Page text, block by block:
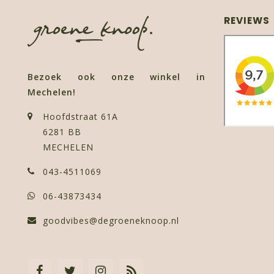
Bezoek ook onze winkel in
Mechelen!
Hoofdstraat 61A
6281 BB
MECHELEN
043-4511069
06-43873434
goodvibes@degroeneknoop.nl
REVIEWS